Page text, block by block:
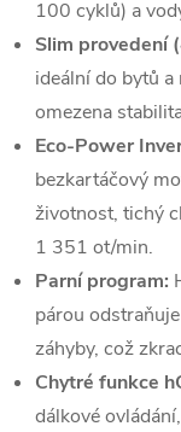
100 cyklů) a
Slim provedení
ideální do bytů
omezena
Eco-Power
bezkartáčový
životnost, tichý
1 351 ot/min.
Parní program:
párou
záhyby, což
Chytré funkce
dálkové